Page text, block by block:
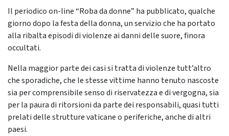
Il periodico on-line “Roba da donne” ha pubblicato, qualche
giorno dopo la festa della donna, un servizio che ha portato
alla ribalta episodi di violenze ai danni delle suore, finora
occultati.
Nella maggior parte dei casi si tratta di violenze tutt’altro
che sporadiche, che le stesse vittime hanno tenuto nascoste
sia per comprensibile senso di riservatezza e di vergogna, sia
per la paura di ritorsioni da parte dei responsabili, quasi tutti
prelati delle strutture vaticane o periferiche, anche di altri
paesi.